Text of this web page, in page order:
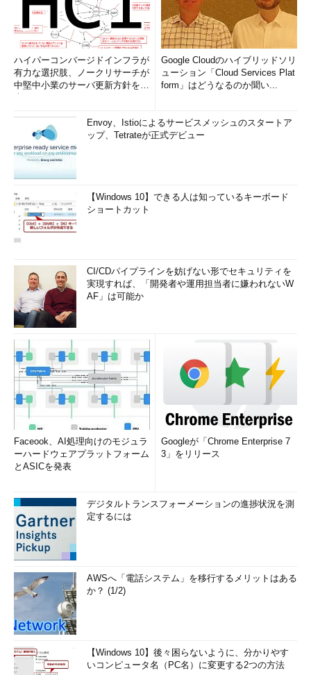
ハイパーコンバージドインフラが
有力な選択肢、ノークリサーチが
中堅中小業のサーバ更新方針を調
Google Cloudのハイブリッドソリ
ューション「Cloud Services Plat
form」はどうなるのか聞い...
Envoy、Istioによるサービスメッシュのスタートア
ップ、Tetrateが正式デビュー
【Windows 10】できる人は知っているキーボード
ショートカット
CI/CDパイプラインを妨げない形でセキュリティを
実現すれば、「開発者や運用担当者に嫌われないW
AF」は可能か
Faceook、AI処理向けのモジュラ
ーハードウェアプラットフォーム
とASICを発表
Googleが「Chrome Enterprise 7
3」をリリース
デジタルトランスフォーメーションの進捗状況を測
定するには
AWSへ「電話システム」を移行するメリットはある
か？ (1/2)
【Windows 10】後々困らないように、分かりやす
いコンピュータ名（PC名）に変更する2つの方法